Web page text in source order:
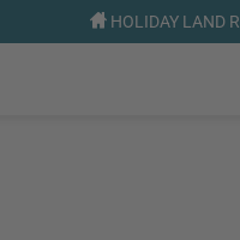
HOLIDAY LAND